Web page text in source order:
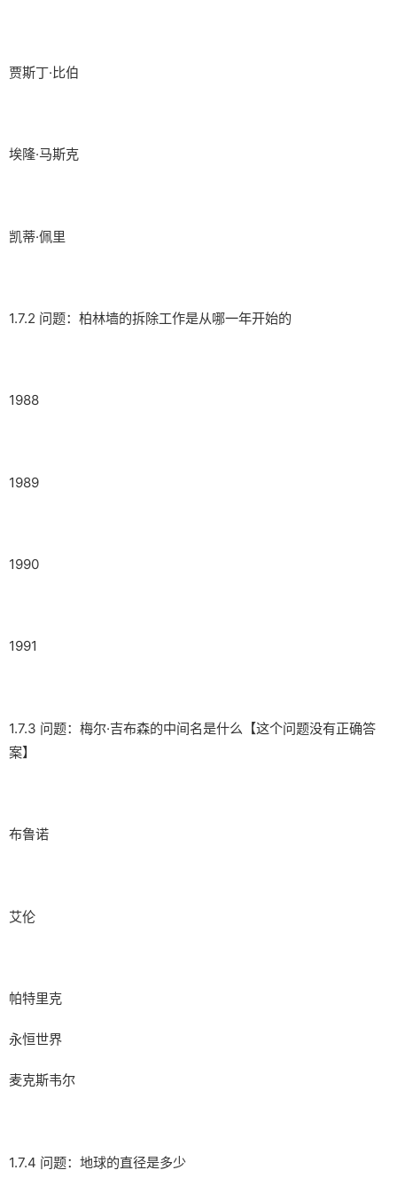
贾斯丁·比伯
埃隆·马斯克
凯蒂·佩里
1.7.2 问题：柏林墙的拆除工作是从哪一年开始的
1988
1989
1990
1991
1.7.3 问题：梅尔·吉布森的中间名是什么【这个问题没有正确答
案】
布鲁诺
艾伦
帕特里克
永恒世界
麦克斯韦尔
1.7.4 问题：地球的直径是多少